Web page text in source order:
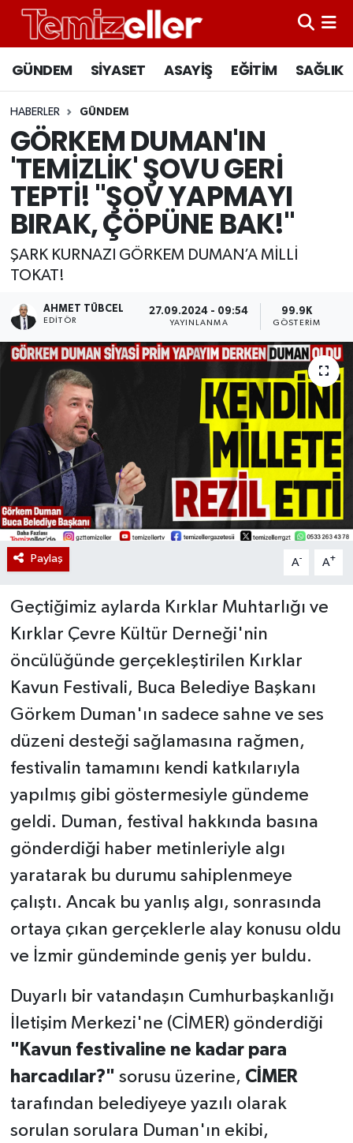
GÜNDEM SİYASET ASAYİŞ EĞİTİM SAĞLIK
HABERLER GÜNDEM
GÖRKEM DUMAN'IN
'TEMİZLİK' ŞOVU GERİ
TEPTİ! "ŞOV YAPMAYI
BIRAK, ÇÖPÜNE BAK!"
ŞARK KURNAZI GÖRKEM DUMAN’A MİLLİ
TOKAT!
AHMET TÜBCEL
EDITÖR
27.09.2024 - 09:54
YAYINLANMA
99.9K
GÖSTERIM
Paylaş A- A+
Geçtiğimiz aylarda Kırklar Muhtarlığı ve
Kırklar Çevre Kültür Derneği'nin
öncülüğünde gerçekleştirilen Kırklar
Kavun Festivali, Buca Belediye Başkanı
Görkem Duman'ın sadece sahne ve ses
düzeni desteği sağlamasına rağmen,
festivalin tamamını kendi katkılarıyla
yapılmış gibi göstermesiyle gündeme
geldi. Duman, festival hakkında basına
gönderdiği haber metinleriyle algı
yaratarak bu durumu sahiplenmeye
çalıştı. Ancak bu yanlış algı, sonrasında
ortaya çıkan gerçeklerle alay konusu oldu
ve İzmir gündeminde geniş yer buldu.
Duyarlı bir vatandaşın Cumhurbaşkanlığı
İletişim Merkezi'ne (CİMER) gönderdiği
"Kavun festivaline ne kadar para
harcadılar?" sorusu üzerine, CİMER
tarafından belediyeye yazılı olarak
sorulan sorulara Duman'ın ekibi,
CANLI YAYIN
ASAYİŞ
EĞİTİM
SAĞLIK
SİYASET
Hava Durumu
Süper Lig Puan Durumu ve Fikstür
Tüm Manşetler
Son Dakika Haberleri
Haber Arşivi